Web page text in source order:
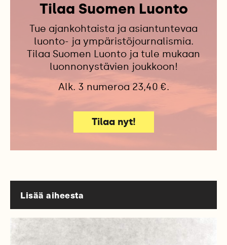
Tilaa Suomen Luonto
Tue ajankohtaista ja asiantuntevaa
luonto- ja ympäristöjournalismia.
Tilaa Suomen Luonto ja tule mukaan
luonnonystävien joukkoon!
Alk. 3 numeroa 23,40 €.
Tilaa nyt!
Lisää aiheesta